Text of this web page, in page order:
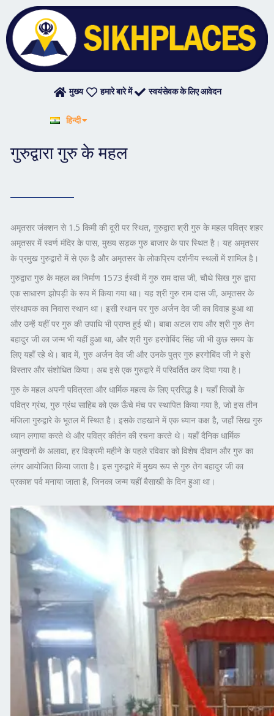
content
मुख्य हमारे बारे में स्वयंसेवक के लिए आवेदन
हिन्दी
ਪੰਜਾਬੀ
गुरुद्वारा गुरु के महल
अमृतसर जंक्शन से 1.5 किमी की दूरी पर स्थित, गुरुद्वारा श्री गुरु के महल पवित्र शहर
अमृतसर में स्वर्ण मंदिर के पास, मुख्य सड़क गुरु बाजार के पार स्थित है। यह अमृतसर
के प्रमुख गुरुद्वारों में से एक है और अमृतसर के लोकप्रिय दर्शनीय स्थलों में शामिल है।
गुरुद्वारा गुरु के महल का निर्माण 1573 ईस्वी में गुरु राम दास जी, चौथे सिख गुरु द्वारा
एक साधारण झोपड़ी के रूप में किया गया था। यह श्री गुरु राम दास जी, अमृतसर के
संस्थापक का निवास स्थान था। इसी स्थान पर गुरु अर्जन देव जी का विवाह हुआ था
और उन्हें यहीं पर गुरु की उपाधि भी प्राप्त हुई थी। बाबा अटल राय और श्री गुरु तेग
बहादुर जी का जन्म भी यहीं हुआ था, और श्री गुरु हरगोबिंद सिंह जी भी कुछ समय के
लिए यहाँ रहे थे। बाद में, गुरु अर्जन देव जी और उनके पुत्र गुरु हरगोबिंद जी ने इसे
विस्तार और संशोधित किया। अब इसे एक गुरुद्वारे में परिवर्तित कर दिया गया है।
गुरु के महल अपनी पवित्रता और धार्मिक महत्व के लिए प्रसिद्ध है। यहाँ सिखों के
पवित्र ग्रंथ, गुरु ग्रंथ साहिब को एक ऊँचे मंच पर स्थापित किया गया है, जो इस तीन
मंजिला गुरुद्वारे के भूतल में स्थित है। इसके तहखाने में एक ध्यान कक्ष है, जहाँ सिख गुरु
ध्यान लगाया करते थे और पवित्र कीर्तन की रचना करते थे। यहाँ दैनिक धार्मिक
अनुष्ठानों के अलावा, हर विक्रमी महीने के पहले रविवार को विशेष दीवान और गुरु का
लंगर आयोजित किया जाता है। इस गुरुद्वारे में मुख्य रूप से गुरु तेग बहादुर जी का
प्रकाश पर्व मनाया जाता है, जिनका जन्म यहीं बैसाखी के दिन हुआ था।